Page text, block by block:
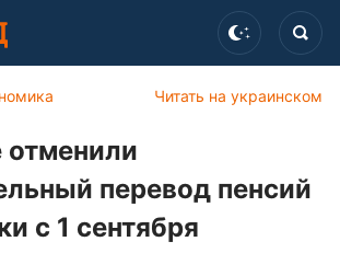
Читать на украинском
отменили
перевод пенсий
с 1 сентября